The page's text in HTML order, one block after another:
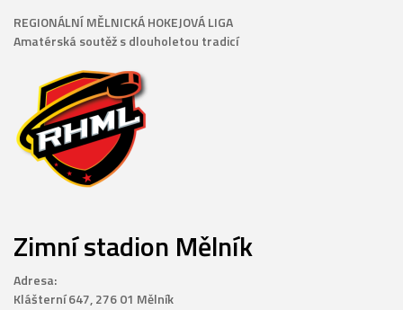
REGIONÁLNÍ MĚLNICKÁ HOKEJOVÁ LIGA
Amatérská soutěž s dlouholetou tradicí
Zimní stadion Mělník
Adresa:
Klášterní 647, 276 01 Mělník